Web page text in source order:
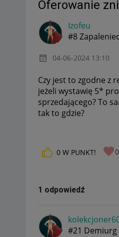
Oferowanie
Izofeu
#8 Zapaleniec
‎04-06-2024 13:10
Czy jest to zgodne z
jeżeli wystawię 5*
sprzedającego? To
tak to gdzie?
0 W PUNKT! 0
1 odpowiedź
#21 Demiurg